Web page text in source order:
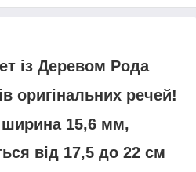
із Деревом Рода
оригінальних речей!
15,6 мм,
від 17,5 до 22 см